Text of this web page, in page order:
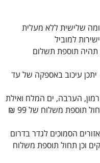
שלישית ללא מעלית
תהיה תוספת תשלום
עיכוב באספקה של עד
הערבה, ים המלח ואילת
– יתכן עיכוב של עד 28 ימי עסקים וכן תחול תוספת משלוח של 99 ₪
הסמוכים לגדר בדרום
עיכוב של עד 21 ימי עסקים וכן תחול תוספת משלוח